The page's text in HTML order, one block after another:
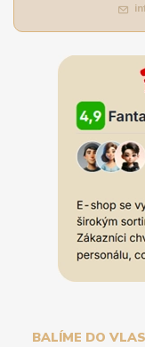
BALÍME DO